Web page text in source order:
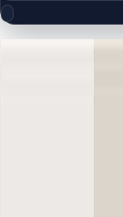
The Old
کنید تا واحدها را